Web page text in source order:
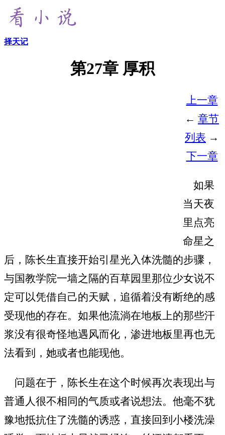
择天记
第27章 厚积
上一章
← 章节
列表 →
下一章
如果
当天夜
里点亮
命星之
后，陈长生直接开始引星光入体洗髓的步骤，
与国教学院一墙之隔的百草园里那位少女说不
定可以凭借自己的天赋，追循着没有断绝的感
受现他的存在。如果他流淌在地板上的那些汗
浆没有很奇怪地遇风而化，渗进地板里再也无
法看到，她或者也能现他。
问题在于，陈长生在这个时候再次表现出与
普通人很不相同的气质或者说想法。他毫不犹
豫地抵抗住了洗髓的诱惑，直接回到小楼洗澡